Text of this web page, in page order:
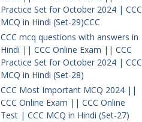
Practice Set for October 2024 | CCC
MCQ in Hindi (Set-29)CCC
CCC mcq questions with answers in
Hindi || CCC Online Exam || CCC
Practice Set for October 2024 | CCC
MCQ in Hindi (Set-28)
CCC Most Important MCQ 2024 ||
CCC Online Exam || CCC Online
Test | CCC MCQ in Hindi (Set-27)